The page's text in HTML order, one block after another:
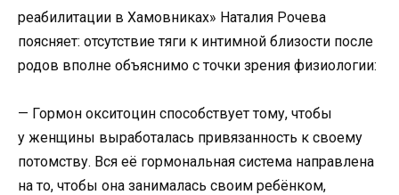
реабилитации в Хамовниках» Наталия Рочева
поясняет: отсутствие тяги к интимной близости после
родов вполне объяснимо с точки зрения физиологии:
— Гормон окситоцин способствует тому, чтобы
у женщины выработалась привязанность к своему
потомству. Вся её гормональная система направлена
на то, чтобы она занималась своим ребёнком,